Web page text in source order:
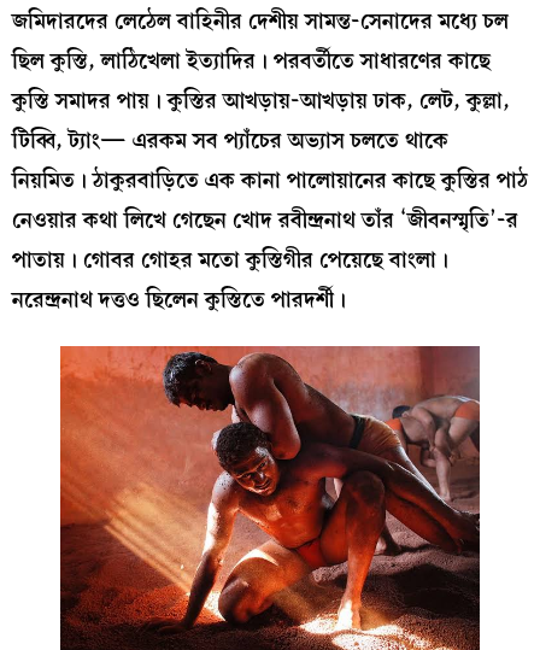
জমিদারদের লেঠেল বাহিনীর দেশীয় সামন্ত-সেনাদের মধ্যে চল
ছিল কুস্তি, লাঠিখেলা ইত্যাদির। পরবর্তীতে সাধারণের কাছে
কুস্তি সমাদর পায়। কুস্তির আখড়ায়-আখড়ায় ঢাক, লেট, কুল্লা,
টিব্বি, ট্যাং— এরকম সব প্যাঁচের অভ্যাস চলতে থাকে
নিয়মিত। ঠাকুরবাড়িতে এক কানা পালোয়ানের কাছে কুস্তির পাঠ
নেওয়ার কথা লিখে গেছেন খোদ রবীন্দ্রনাথ তাঁর ‘জীবনস্মৃতি’-র
পাতায়। গোবর গোহর মতো কুস্তিগীর পেয়েছে বাংলা।
নরেন্দ্রনাথ দত্তও ছিলেন কুস্তিতে পারদর্শী।